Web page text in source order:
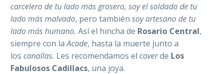
carcelero de tu lado más grosero, soy el soldado de tu
lado más malvado, pero también soy artesano de tu
lado más humano. Así el hincha de Rosario Central,
siempre con laAcade, hasta la muerte junto a
los canallas. Les recomendamos el coverde Los
Fabulosos Cadillacs, una joya.